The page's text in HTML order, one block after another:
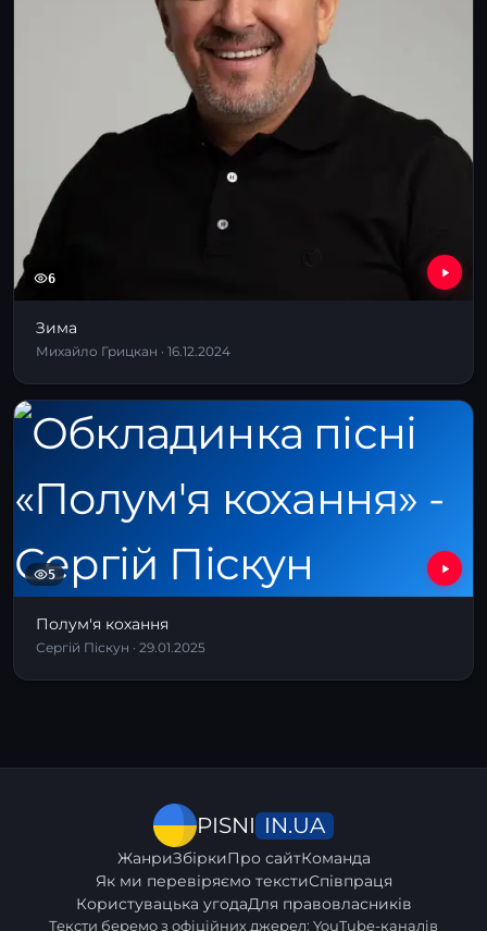
6
Зима
Михайло Грицкан · 16.12.2024
5
Полум'я кохання
Сергій Піскун · 29.01.2025
PISNI IN.UA
ЖанриЗбіркиПро сайтКоманда
Як ми перевіряємо текстиСпівпраця
Користувацька угодаДля правовласників
Тексти беремо з офіційних джерел: YouTube-каналів